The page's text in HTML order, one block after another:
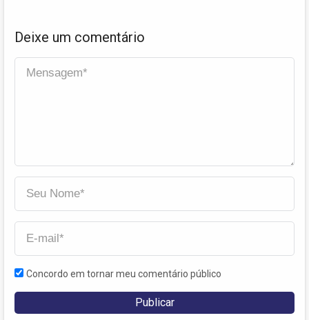
Deixe um comentário
Concordo em tornar meu comentário público